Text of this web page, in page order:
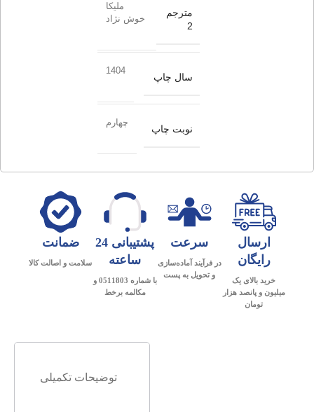
مترجم
2
ملیکا
خوش نژاد
سال چاپ
1404
نوبت چاپ
چهارم
ارسال
رایگان
خرید بالای یک
میلیون و پانصد هزار
تومان
سرعت
در فرآیند آماده‌سازی
و تحویل به پست
پشتیبانی 24
ساعته
با شماره 0511803 و
مکالمه برخط
ضمانت
سلامت و اصالت کالا
توضیحات تکمیلی